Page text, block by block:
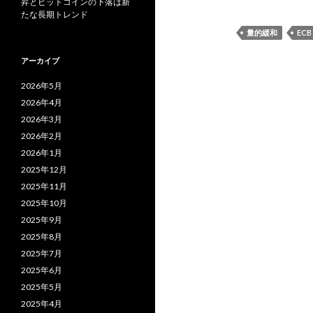
量的緩和 ECB
たな長期トレンド
アーカイブ
2026年5月
2026年4月
2026年3月
2026年2月
2026年1月
2025年12月
2025年11月
2025年10月
2025年9月
2025年8月
2025年7月
2025年6月
2025年5月
2025年4月